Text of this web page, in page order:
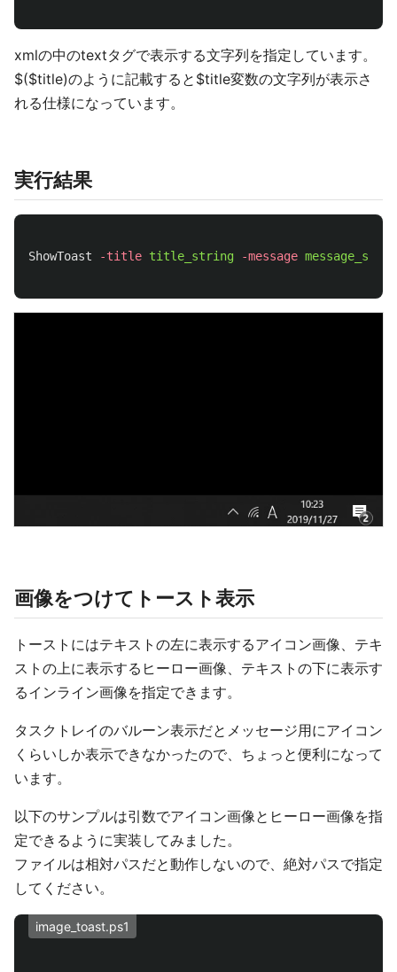
xmlの中のtextタグで表示する文字列を指定しています。
$($title)のように記載すると$title変数の文字列が表示さ
れる仕様になっています。
実行結果
ShowToast -title title_string -message
画像をつけてトースト表示
トーストにはテキストの左に表示するアイコン画像、テキ
ストの上に表示するヒーロー画像、テキストの下に表示す
るインライン画像を指定できます。
タスクトレイのバルーン表示だとメッセージ用にアイコン
くらいしか表示できなかったので、ちょっと便利になって
います。
以下のサンプルは引数でアイコン画像とヒーロー画像を指
定できるように実装してみました。
ファイルは相対パスだと動作しないので、絶対パスで指定
してください。
image_toast.ps1